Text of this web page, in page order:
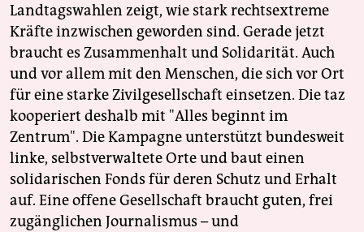
Landtagswahlen zeigt, wie stark rechtsextreme
Kräfte inzwischen geworden sind. Gerade jetzt
braucht es Zusammenhalt und Solidarität. Auch
und vor allem mit den Menschen, die sich vor Ort
für eine starke Zivilgesellschaft einsetzen. Die taz
kooperiert deshalb mit "Alles beginnt im
Zentrum". Die Kampagne unterstützt bundesweit
linke, selbstverwaltete Orte und baut einen
solidarischen Fonds für deren Schutz und Erhalt
auf. Eine offene Gesellschaft braucht guten, frei
zugänglichen Journalismus – und